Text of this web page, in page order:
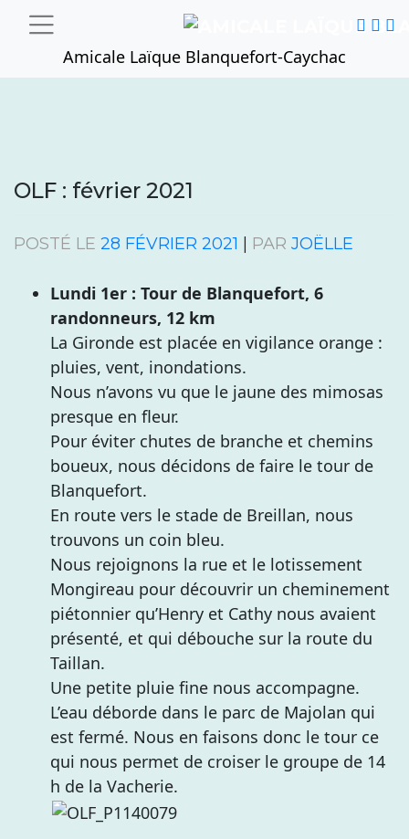
Skip
Amicale Laïque Blanquefort-Caychac
OLF : février 2021
POSTÉ LE 28 FÉVRIER 2021 PAR JOËLLE
Lundi 1er : Tour de Blanquefort, 6
randonneurs, 12 km
La Gironde est placée en vigilance orange :
pluies, vent, inondations.
Nous n’avons vu que le jaune des mimosas
presque en fleur.
Pour éviter chutes de branche et chemins
boueux, nous décidons de faire le tour de
Blanquefort.
En route vers le stade de Breillan, nous
trouvons un coin bleu.
Nous rejoignons la rue et le lotissement
Mongireau pour découvrir un cheminement
piétonnier qu’Henry et Cathy nous avaient
présenté, et qui débouche sur la route du
Taillan.
Une petite pluie fine nous accompagne.
L’eau déborde dans le parc de Majolan qui
est fermé. Nous en faisons donc le tour ce
qui nous permet de croiser le groupe de 14
h de la Vacherie.